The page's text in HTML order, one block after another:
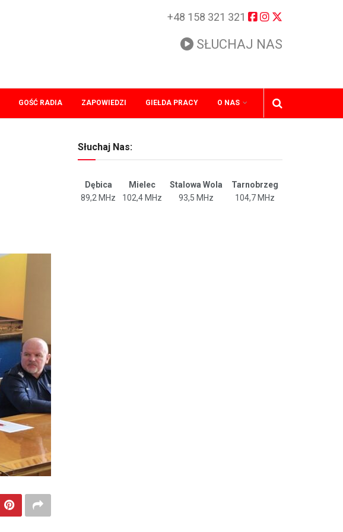
+48 158 321 321
SŁUCHAJ NAS
GOŚĆ RADIA ZAPOWIEDZI GIEŁDA PRACY O NAS
Słuchaj Nas:
Dębica Mielec Stalowa Wola
Tarnobrzeg
89,2 MHz
102,4 MHz 93,5 MHz 104,7 MHz